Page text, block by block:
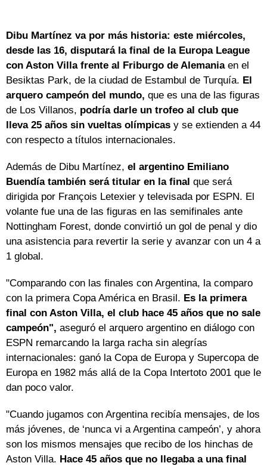
Dibu Martínez va por más historia: este miércoles,
desde las 16, disputará la final de la Europa League
con Aston Villa frente al Friburgo de Alemania en el
Besiktas Park, de la ciudad de Estambul de Turquía. El
arquero campeón del mundo, que es una de las figuras
de Los Villanos, podría darle un trofeo al club que
lleva 25 años sin vueltas olímpicas y se extienden a 44
con respecto a títulos internacionales.
Además de Dibu Martínez, el argentino Emiliano
Buendía también será titular en la final que será
dirigida por François Letexier y televisada por ESPN. El
volante fue una de las figuras en las semifinales ante
Nottingham Forest, donde convirtió un gol de penal y dio
una asistencia para revertir la serie y avanzar con un 4 a
1 global.
"Comparando con las finales con Argentina, la comparo
con la primera Copa América en Brasil. Es la primera
final con Aston Villa, el club hace 45 años que no sale
campeón", aseguró el arquero argentino en diálogo con
ESPN remarcando la larga racha sin alegrías
internacionales: ganó la Copa de Europa y Supercopa de
Europa en 1982 más allá de la Copa Intertoto 2001 que le
dan poco valor.
"Cuando jugamos con Argentina recibía mensajes, de los
más jóvenes, de ‘nunca vi a Argentina campeón’, y ahora
son los mismos mensajes que recibo de los hinchas de
Aston Villa. Hace 45 años que no llegaba a una final